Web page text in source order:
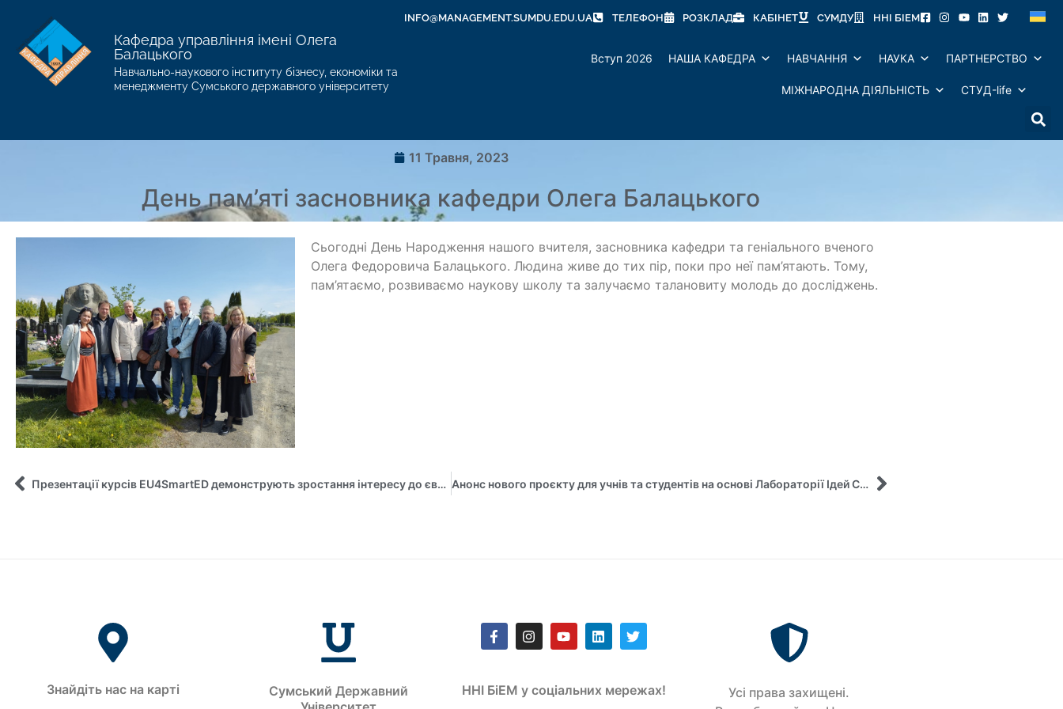
INFO@MANAGEMENT.SUMDU.EDU.UA ТЕЛЕФОН РОЗКЛАД КАБІНЕТ СУМДУ ННІ БІЕМ
Кафедра управління імені Олега
Балацького
Навчально-наукового інституту бізнесу, економіки та
менеджменту Сумського державного університету
Вступ 2026 НАША КАФЕДРА НАВЧАННЯ НАУКА ПАРТНЕРСТВО
МІЖНАРОДНА ДІЯЛЬНІСТЬ СТУД-life
11 Травня, 2023
День пам’яті засновника кафедри Олега Балацького
Сьогодні День Народження нашого вчителя, засновника кафедри та геніального вченого
Олега Федоровича Балацького. Людина живе до тих пір, поки про неї пам’ятають. Тому,
пам’ятаємо, розвиваємо наукову школу та залучаємо талановиту молодь до досліджень.
Презентації курсів EU4SmartED демонструють зростання інтересу до європейських енергетичних студій Анонс нового проєкту для учнів та студентів на основі Лабораторії Ідей СумДУ
Знайдіть нас на карті
Сумський Державний
ННІ БіЕМ у соціальних мережах!
Усi права захищенi.